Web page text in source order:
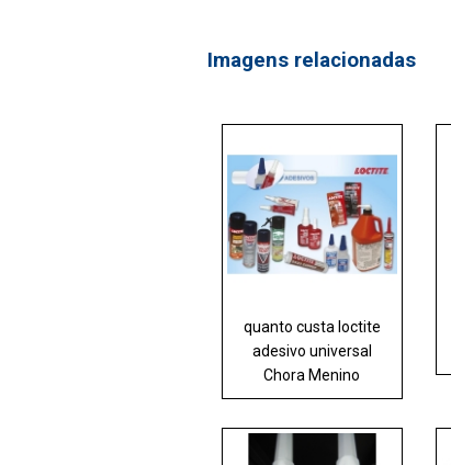
Imagens relacionadas
quanto custa loctite
adesivo universal
Chora Menino